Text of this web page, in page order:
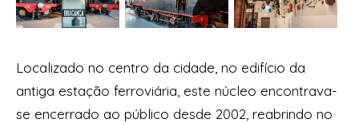
Localizado no centro da cidade, no edifício da
antiga estação ferroviária, este núcleo encontrava-
se encerrado ao público desde 2002, reabrindo no